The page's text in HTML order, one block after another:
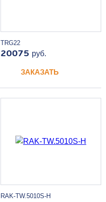
TRG22
20075 руб.
ЗАКАЗАТЬ
RAK-TW.5010S-H